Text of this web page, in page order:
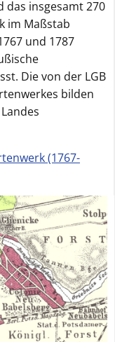
das insgesamt 270
im Maßstab
und 1787
Die von der LGB
bilden
(1767-